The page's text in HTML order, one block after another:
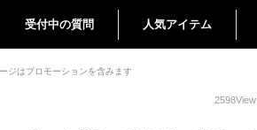
受付中の質問 人気アイテム
ジはプロモーションを含みます
2598View